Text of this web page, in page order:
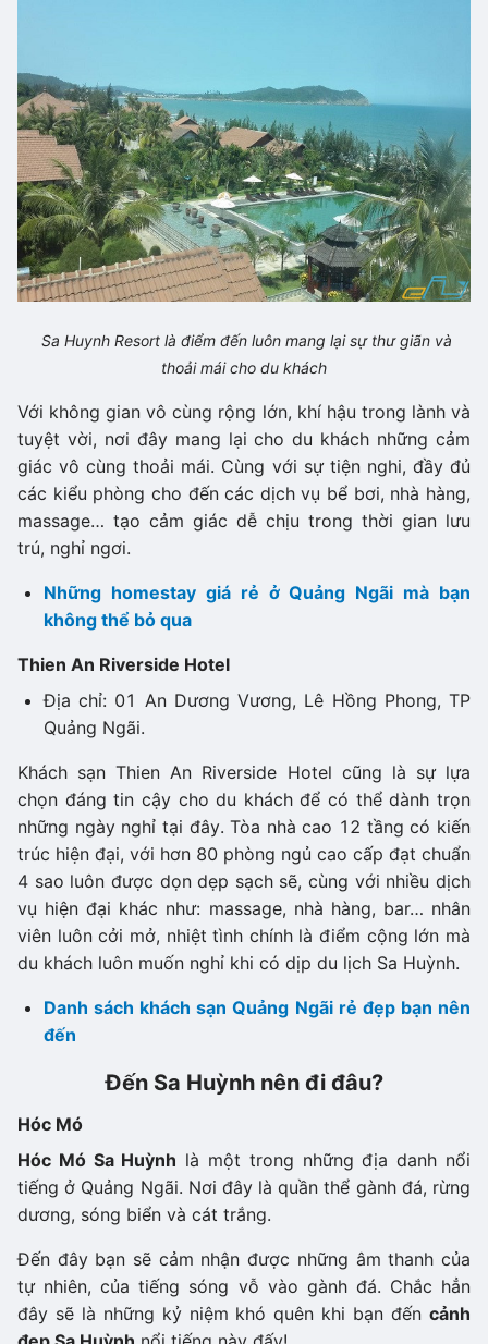
Sa Huynh Resort là điểm đến luôn mang lại sự thư giãn và
thoải mái cho du khách
Với không gian vô cùng rộng lớn, khí hậu trong lành và
tuyệt vời, nơi đây mang lại cho du khách những cảm
giác vô cùng thoải mái. Cùng với sự tiện nghi, đầy đủ
các kiểu phòng cho đến các dịch vụ bể bơi, nhà hàng,
massage… tạo cảm giác dễ chịu trong thời gian lưu
trú, nghỉ ngơi.
Những homestay giá rẻ ở Quảng Ngãi mà bạn
không thể bỏ qua
Thien An Riverside Hotel
Địa chỉ: 01 An Dương Vương, Lê Hồng Phong, TP
Quảng Ngãi.
Khách sạn Thien An Riverside Hotel cũng là sự lựa
chọn đáng tin cậy cho du khách để có thể dành trọn
những ngày nghỉ tại đây. Tòa nhà cao 12 tầng có kiến
trúc hiện đại, với hơn 80 phòng ngủ cao cấp đạt chuẩn
4 sao luôn được dọn dẹp sạch sẽ, cùng với nhiều dịch
vụ hiện đại khác như: massage, nhà hàng, bar… nhân
viên luôn cởi mở, nhiệt tình chính là điểm cộng lớn mà
du khách luôn muốn nghỉ khi có dịp du lịch Sa Huỳnh.
Danh sách khách sạn Quảng Ngãi rẻ đẹp bạn nên
đến
Đến Sa Huỳnh nên đi đâu?
Hóc Mó
Hóc Mó Sa Huỳnh là một trong những địa danh nổi
tiếng ở Quảng Ngãi. Nơi đây là quần thể gành đá, rừng
dương, sóng biển và cát trắng.
Đến đây bạn sẽ cảm nhận được những âm thanh của
tự nhiên, của tiếng sóng vỗ vào gành đá. Chắc hẳn
đây sẽ là những kỷ niệm khó quên khi bạn đến cảnh